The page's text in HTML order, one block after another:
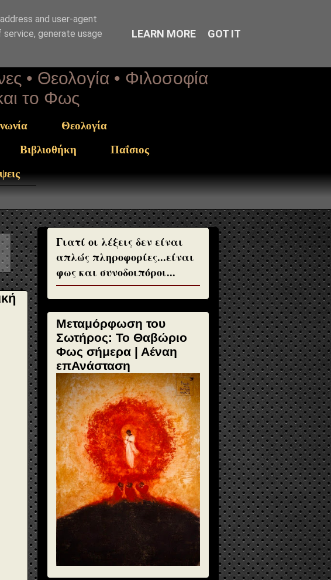
• Θεολογία • Φιλοσοφία
το Φως
Θεολογία
Βιβλιοθήκη
Παΐσιος
Γιατί οι λέξεις δεν είναι
απλώς πληροφορίες...είναι
φως και συνοδοιπόροι...
Μεταμόρφωση του
Σωτήρος: Το Θαβώριο
Φως σήμερα | Αέναη
επΑνάσταση
and user-agent
generate usage
LEARN MORE GOT IT